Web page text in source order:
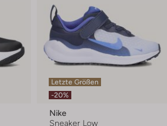
Letzte Größen
-20%
Nike
Sneaker Low